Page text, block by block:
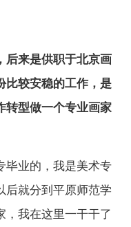
后来是供职于北京画
比较安稳的工作，是
转型做一个专业画家
毕业的，我是美术专
后就分到平原师范学
，我在这里一干干了